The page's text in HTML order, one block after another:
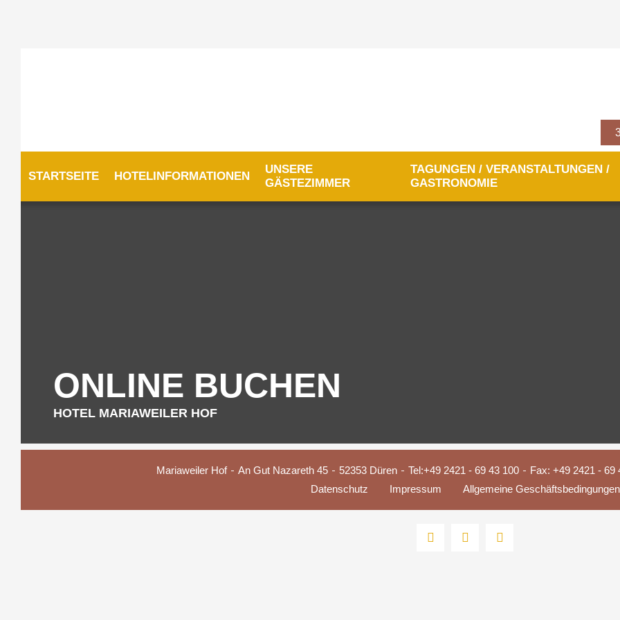
STARTSEITE HOTELINFORMATIONEN
UNSERE
GÄSTEZIMMER
TAGUNGEN / VERANSTALTUNGEN /
GASTRONOMIE
ONLINE BUCHEN
HOTEL MARIAWEILER HOF
Mariaweiler Hof An Gut Nazareth 45 52353 Düren Tel:+49 2421 - 69 43 100 Fax: +49 2421 - 69
Datenschutz
Impressum Allgemeine Geschäftsbedingungen